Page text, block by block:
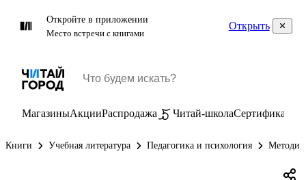
Откройте в приложении
Место встречи с книгами
Открыть
МагазиныАкцииРаспродажа Читай-школаСертификаты
Книги Учебная литература Педагогика и психология